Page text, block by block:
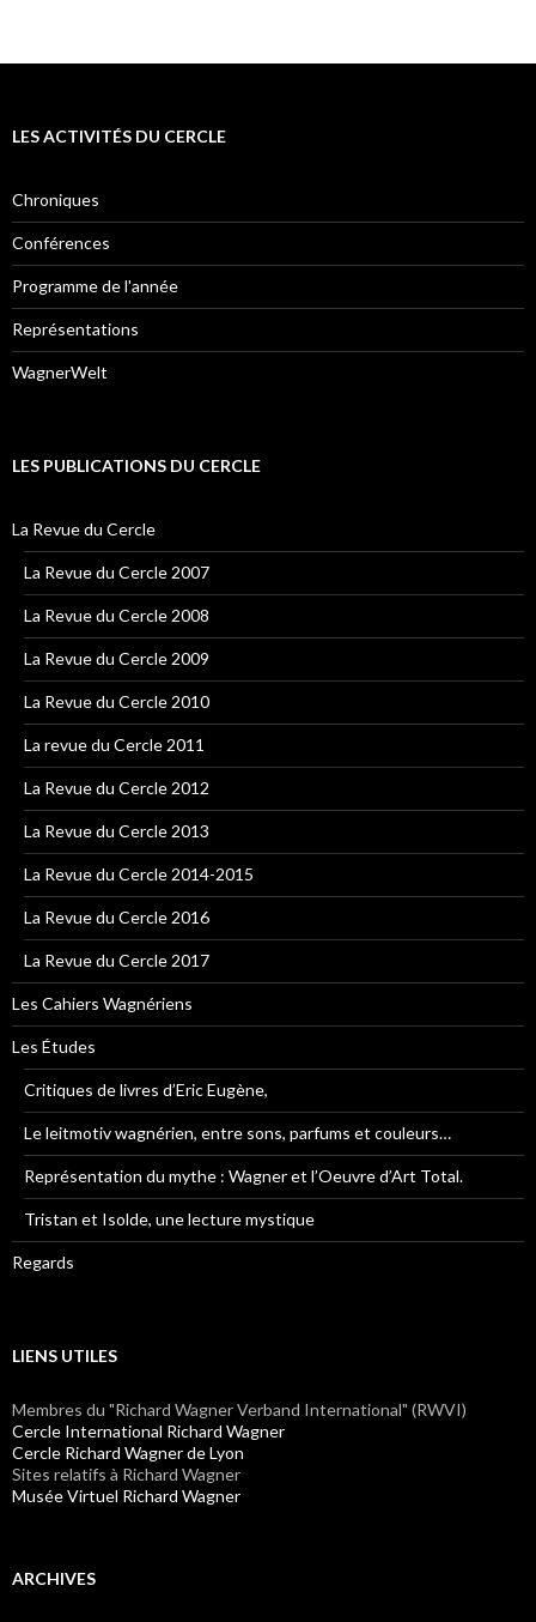
LES ACTIVITÉS DU CERCLE
Chroniques
Conférences
Programme de l'année
Représentations
WagnerWelt
LES PUBLICATIONS DU CERCLE
La Revue du Cercle
La Revue du Cercle 2007
La Revue du Cercle 2008
La Revue du Cercle 2009
La Revue du Cercle 2010
La revue du Cercle 2011
La Revue du Cercle 2012
La Revue du Cercle 2013
La Revue du Cercle 2014-2015
La Revue du Cercle 2016
La Revue du Cercle 2017
Les Cahiers Wagnériens
Les Études
Critiques de livres d’Eric Eugène,
Le leitmotiv wagnérien, entre sons, parfums et couleurs…
Représentation du mythe : Wagner et l’Oeuvre d’Art Total.
Tristan et Isolde, une lecture mystique
Regards
LIENS UTILES
Membres du "Richard Wagner Verband International" (RWVI)
Cercle International Richard Wagner
Cercle Richard Wagner de Lyon
Sites relatifs à Richard Wagner
Musée Virtuel Richard Wagner
ARCHIVES